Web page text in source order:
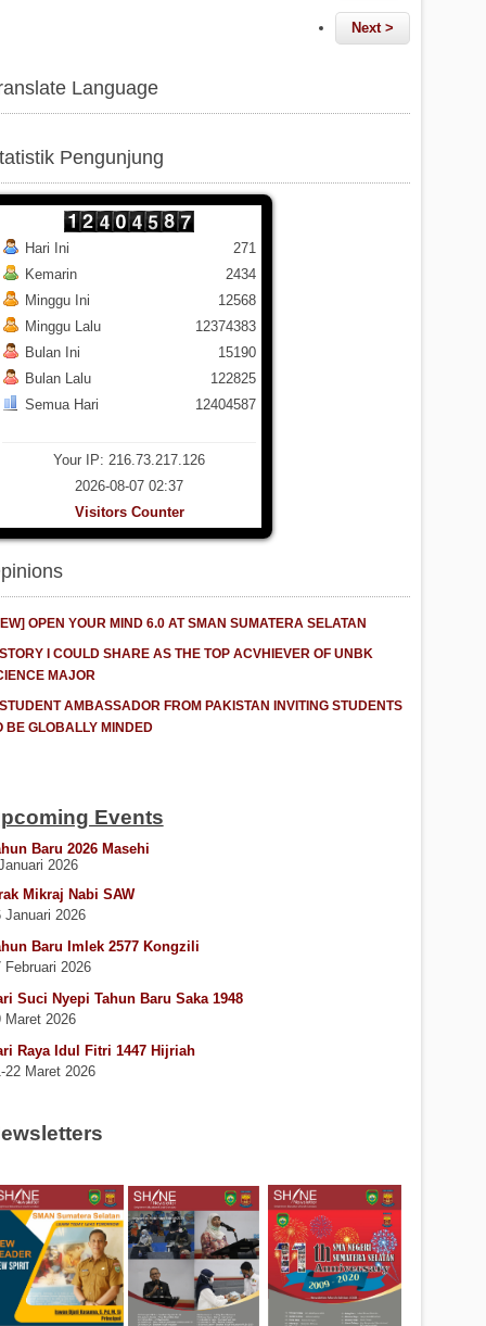
Next >
Language
Pengunjung
Hari Ini
Kemarin
Minggu Ini
Minggu Lalu
Bulan Ini
Bulan Lalu
Semua Hari
271
2434
12568
12374383
15190
122825
12404587
Your IP: 216.73.217.126
2026-08-07 02:37
Visitors Counter
OPEN YOUR MIND 6.0 AT SMAN SUMATERA SELATAN
I COULD SHARE AS THE TOP ACVHIEVER OF UNBK
MAJOR
AMBASSADOR FROM PAKISTAN INVITING STUDENTS
BE GLOBALLY MINDED
Events
Baru 2026 Masehi
2026
Mikraj Nabi SAW
Januari 2026
Baru Imlek 2577 Kongzili
Februari 2026
Suci Nyepi Tahun Baru Saka 1948
Maret 2026
Raya Idul Fitri 1447 Hijriah
22 Maret 2026